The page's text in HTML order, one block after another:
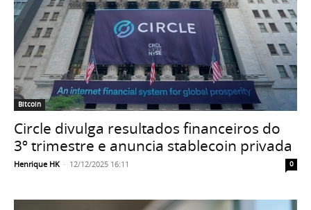
Bitcoin
Circle divulga resultados financeiros do
3º trimestre e anuncia stablecoin privada
Henrique HK - 12/12/2025 16:11 0